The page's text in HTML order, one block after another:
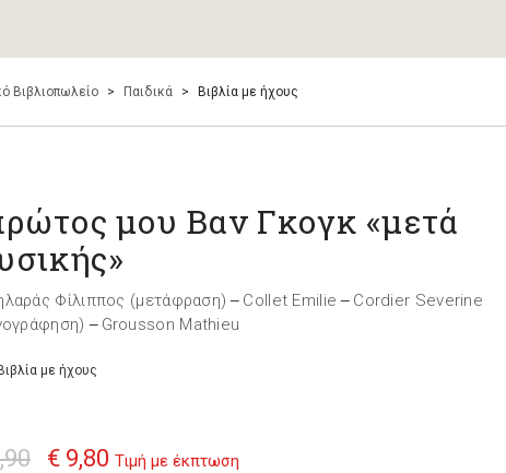
Βιβλιοπωλείο > Παιδικά > Βιβλία με ήχους
μου Βαν Γκογκ «μετά
Φίλιππος (μετάφραση) — Collet Emilie — Cordier Severine
— Grousson Mathieu
με ήχους
€ 9,80 Τιμή με έκπτωση